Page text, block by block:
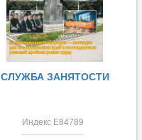
СЛУЖБА ЗАНЯТОСТИ
Индекс Е84789